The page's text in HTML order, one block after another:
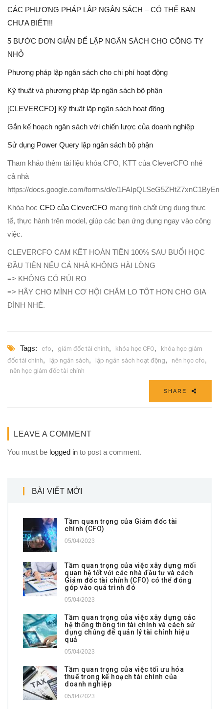
CÁC PHƯƠNG PHÁP LẬP NGÂN SÁCH – CÓ THỂ BẠN
CHƯA BIẾT!!!
5 BƯỚC ĐƠN GIẢN ĐỂ LẬP NGÂN SÁCH CHO CÔNG TY
NHỎ
Phương pháp lập ngân sách cho chi phí hoạt động
Kỹ thuật và phương pháp lập ngân sách bộ phận
[CLEVERCFO] Kỹ thuật lập ngân sách hoạt động
Gắn kế hoạch ngân sách với chiến lược của doanh nghiệp
Sử dụng Power Query lập ngân sách bộ phận
Tham khảo thêm tài liệu khóa CFO, KTT của CleverCFO nhé
cả nhà
https://docs.google.com/forms/d/e/
Khóa học CFO của CleverCFO mang tính chất ứng dụng thực
tế, thực hành trên model, giúp các bạn ứng dụng ngay vào công
việc.
CLEVERCFO CAM KẾT HOÀN TIỀN 100% SAU BUỔI HỌC
ĐẦU TIÊN NẾU CẢ NHÀ KHÔNG HÀI LÒNG
=> KHÔNG CÓ RỦI RO
=> HÃY CHO MÌNH CƠ HỘI CHĂM LO TỐT HƠN CHO GIA
ĐÌNH NHÉ.
Tags: cfo, giám đốc tài chính, khóa học CFO,
khóa học giám
đốc tài chính, lập ngân sách, lập ngân sách hoạt động, nên học cfo,
nên học giám đốc tài chính
SHARE
LEAVE A COMMENT
You must be logged in to post a comment.
BÀI VIẾT MỚI
Tầm quan trọng của Giám đốc tài
chính (CFO)
05/04/2023
Tầm quan trọng của việc xây dựng mối
quan hệ tốt với các nhà đầu tư và cách
Giám đốc tài chính (CFO) có thể đóng
góp vào quá trình đó
05/04/2023
Tầm quan trọng của việc xây dựng các
hệ thống thông tin tài chính và cách sử
dụng chúng để quản lý tài chính hiệu
quả
05/04/2023
Tầm quan trọng của việc tối ưu hóa
thuế trong kế hoạch tài chính của
doanh nghiệp
05/04/2023